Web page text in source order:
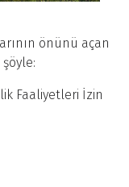
önünü açan
Faaliyetleri İzin